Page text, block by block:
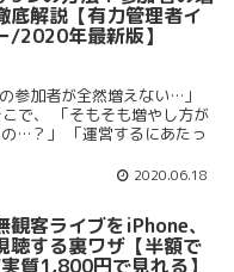
底解説【有力管理者イ
/2020年最新版】
参加者が全然増えない…」
で、 「そもそも増やし方が
…？」 「運営するにあたっ
2020.06.18
観客ライブをiPhone、
聴する裏ワザ【半額で
質1,800円で見れる】